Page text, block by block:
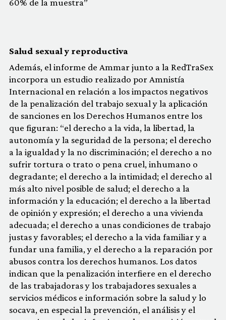
60% de la muestra”
Salud sexual y reproductiva
Además, el informe de Ammar junto a la RedTraSex
incorpora un estudio realizado por Amnistía
Internacional en relación a los impactos negativos
de la penalización del trabajo sexual y la aplicación
de sanciones en los Derechos Humanos entre los
que figuran: “el derecho a la vida, la libertad, la
autonomía y la seguridad de la persona; el derecho
a la igualdad y la no discriminación; el derecho a no
sufrir tortura o trato o pena cruel, inhumano o
degradante; el derecho a la intimidad; el derecho al
más alto nivel posible de salud; el derecho a la
información y la educación; el derecho a la libertad
de opinión y expresión; el derecho a una vivienda
adecuada; el derecho a unas condiciones de trabajo
justas y favorables; el derecho a la vida familiar y a
fundar una familia, y el derecho a la reparación por
abusos contra los derechos humanos. Los datos
indican que la penalización interfiere en el derecho
de las trabajadoras y los trabajadores sexuales a
servicios médicos e información sobre la salud y lo
socava, en especial la prevención, el análisis y el